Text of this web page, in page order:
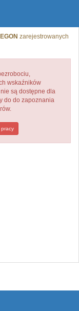
zarejestrowanych
wskaźników
są dostępne dla
do do zapoznania